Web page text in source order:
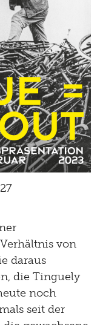
von
daraus
die Tinguely
noch
seit der